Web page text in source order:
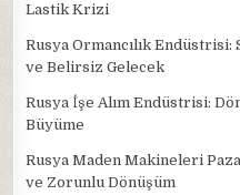
Lastik Krizi
Rusya Ormancılık
ve Belirsiz Gelecek
Rusya İşe Alım Endüstrisi:
Büyüme
Rusya Maden Makineleri
ve Zorunlu Dönüşüm